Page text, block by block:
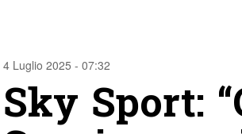
4 Luglio 2025 - 07:32
Sky Sport: